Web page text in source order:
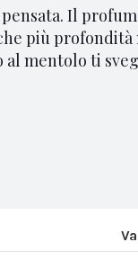
Il
più
mentolo ti